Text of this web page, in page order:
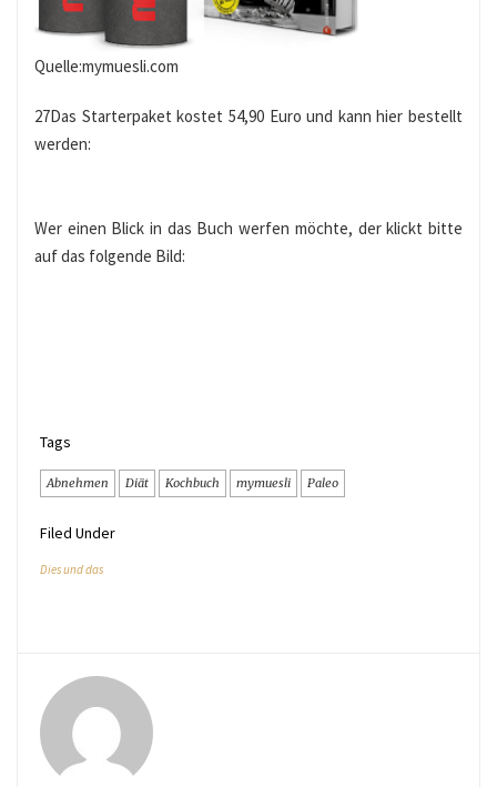
Quelle:mymuesli.com
27Das Starterpaket kostet 54,90 Euro und kann hier bestellt
werden:
Wer einen Blick in das Buch werfen möchte, der klickt bitte
auf das folgende Bild:
Tags
Abnehmen Diät Kochbuch mymuesli Paleo
Filed Under
Dies und das